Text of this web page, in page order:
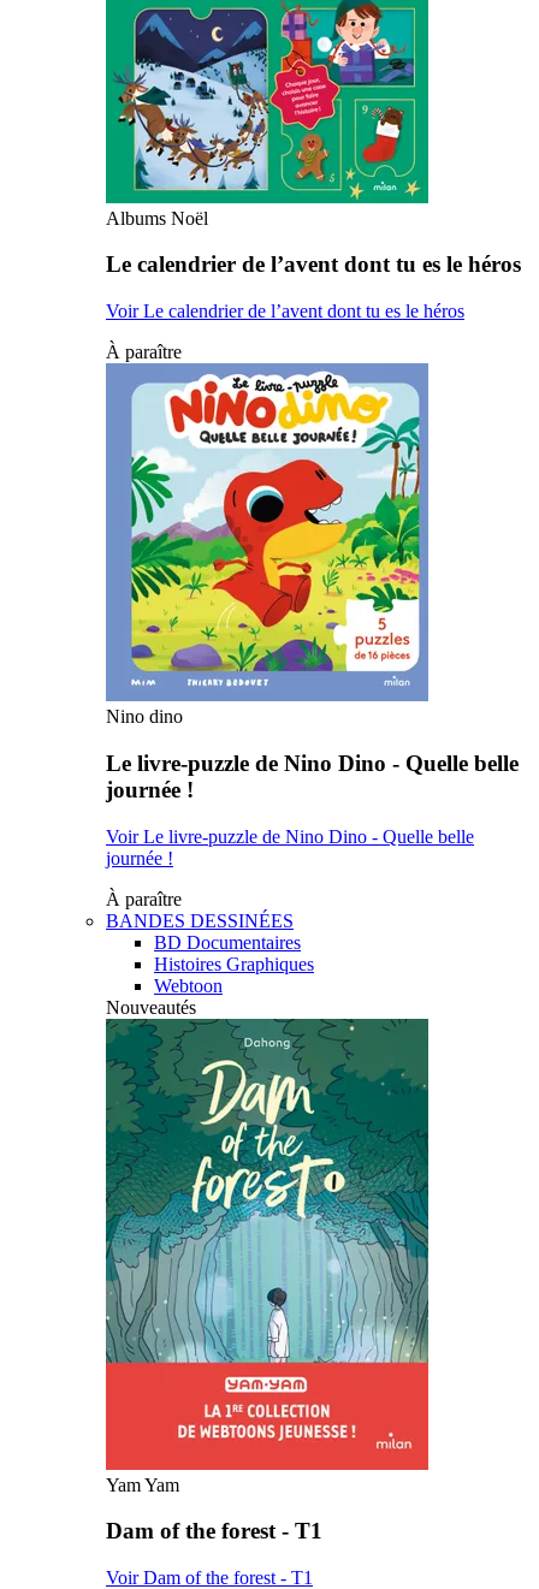
Albums Noël
Le calendrier de l’avent dont tu es le héros
Voir Le calendrier de l’avent dont tu es le héros
À paraître
Nino dino
Le livre-puzzle de Nino Dino - Quelle belle
journée !
Voir Le livre-puzzle de Nino Dino - Quelle belle
journée !
À paraître
BANDES DESSINÉES
BD Documentaires
Histoires Graphiques
Webtoon
Nouveautés
Yam Yam
Dam of the forest - T1
Voir Dam of the forest - T1